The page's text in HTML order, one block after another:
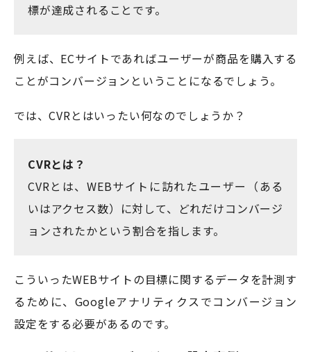
標が達成されることです。
例えば、ECサイトであればユーザーが商品を購入する
ことがコンバージョンということになるでしょう。
では、CVRとはいったい何なのでしょうか？
CVRとは？
CVRとは、WEBサイトに訪れたユーザー（ある
いはアクセス数）に対して、どれだけコンバージ
ョンされたかという割合を指します。
こういったWEBサイトの目標に関するデータを計測す
るために、Googleアナリティクスでコンバージョン
設定をする必要があるのです。